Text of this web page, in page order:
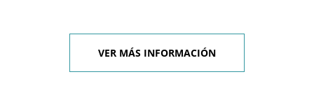
VER MÁS INFORMACIÓN